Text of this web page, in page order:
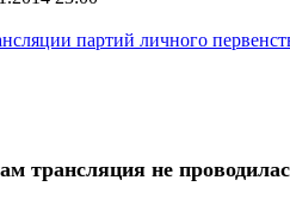
партий личного
трансляция не